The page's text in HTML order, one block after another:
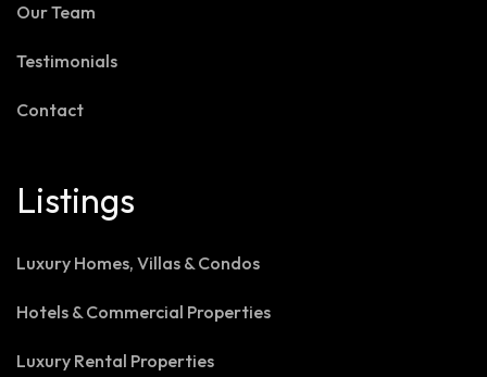
Our Team
Testimonials
Contact
Listings
Luxury Homes, Villas & Condos
Hotels & Commercial Properties
Luxury Rental Properties